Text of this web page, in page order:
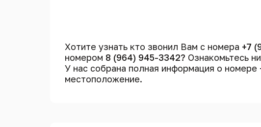
Хотите узнать кто звонил Вам с номера +7
номером 8 (964) 945-3342? Ознакомьтесь
У нас собрана полная информация о номере
местоположение.